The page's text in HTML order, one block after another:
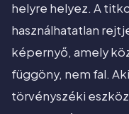
helyre helyez. A
használhatatlan
képernyő, amely
függöny, nem fal.
törvényszéki